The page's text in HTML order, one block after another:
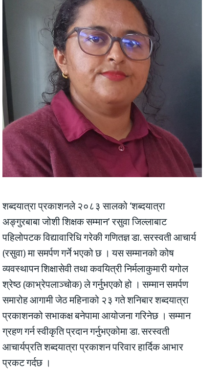
शब्दयात्रा प्रकाशनले २०८३ सालको ‘शब्दयात्रा
अङ्गुरबाबा जोशी शिक्षक सम्मान’ रसुवा जिल्लाबाट
पहिलोपटक विद्यावारिधि गरेकी गणितज्ञ डा. सरस्वती आचार्य
(रसुवा) मा समर्पण गर्ने भएको छ । यस सम्मानको कोष
व्यवस्थापन शिक्षासेवी तथा कवयित्री निर्मलाकुमारी यगोल
श्रेष्ठ (काभ्रेपलाञ्चोक) ले गर्नुभएको हो । सम्मान समर्पण
समारोह आगामी जेठ महिनाको २३ गते शनिबार शब्दयात्रा
प्रकाशनको सभाकक्ष बनेपामा आयोजना गरिनेछ । सम्मान
ग्रहण गर्न स्वीकृति प्रदान गर्नुभएकोमा डा. सरस्वती
आचार्यप्रति शब्दयात्रा प्रकाशन परिवार हार्दिक आभार
प्रकट गर्दछ ।